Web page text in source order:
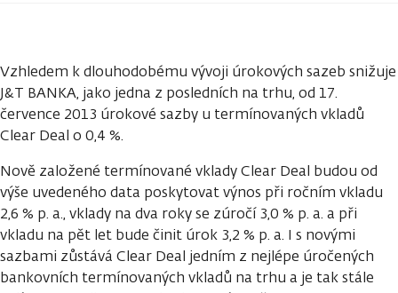
Vzhledem k dlouhodobému vývoji úrokových sazeb snižuje
J&T BANKA, jako jedna z posledních na trhu, od 17.
července 2013 úrokové sazby u termínovaných vkladů
Clear Deal o 0,4 %.
Nově založené termínované vklady Clear Deal budou od
výše uvedeného data poskytovat výnos při ročním vkladu
2,6 % p. a., vklady na dva roky se zúročí 3,0 % p. a. a při
vkladu na pět let bude činit úrok 3,2 % p. a. I s novými
sazbami zůstává Clear Deal jedním z nejlépe úročených
bankovních termínovaných vkladů na trhu a je tak stále